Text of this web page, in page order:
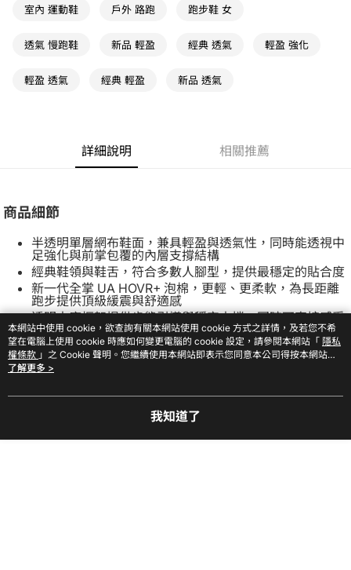
室內 運動鞋 戶外 路跑 跑步鞋 女
透氣 慢跑鞋 新品 輕盈 經典 透氣 輕盈 強化
輕盈 透氣 經典 輕盈 新品 透氣
詳細說明 相關推薦
商品細節
半透明單層網布鞋面，兼具輕盈與透氣性，同時能透視中
足強化與前掌包覆的內層支撐結構
經典鞋領與鞋舌，符合多數人腳型，提供最穩定的貼合度
新一代全掌 UA HOVR+ 泡棉，更輕、更柔軟，為長距離
跑步提供頂級緩震與舒適感
透明中底框架提供步態引導與穩定支撐，同時可直接感受
內部高性能 HOVR+ 緩震泡棉
足跟差6mm
重量約8.6oz 243g
本網站中使用 cookie，欲查詢有關本網站使用 cookie 方式之詳情，及若您不希
望在電腦上使用 cookie 時應如何變更電腦的 cookie 設定，請參閱本網站「 隱私
權條款 」之 Cookie 聲明。您繼續使用本網站即表示您同意本公司得按本網站使
用條款之 Cookie 聲明使用 cookie。
了解更多 >
我知道了